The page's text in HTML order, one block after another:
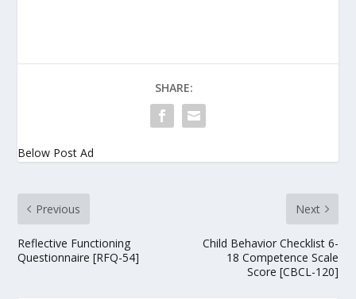
SHARE:
Below Post Ad
Previous
Reflective Functioning
Questionnaire [RFQ-54]
Next
Child Behavior Checklist 6-
18 Competence Scale
Score [CBCL-120]